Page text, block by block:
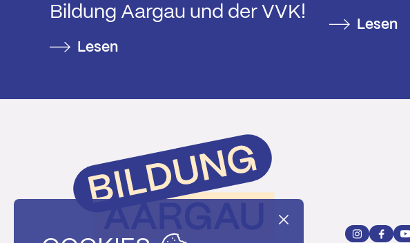
Bildung Aargau und der VVK!
Lesen
Lesen